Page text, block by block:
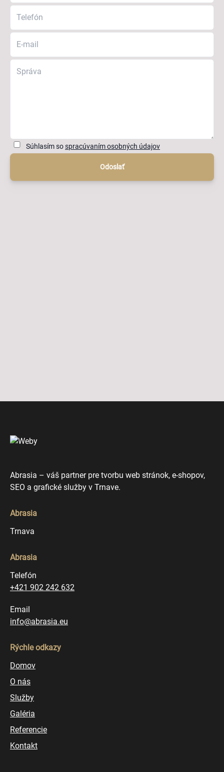
Súhlasím sospracúvaním osobných údajov
Odoslať
Abrasia – váš partner pre tvorbu web stránok, e-shopov,
SEO a grafické služby v Trnave.
Abrasia
Trnava
Abrasia
Telefón
+421 902 242 632
Email
info@abrasia.eu
Rýchle odkazy
Domov
O nás
Služby
Galéria
Referencie
Kontakt